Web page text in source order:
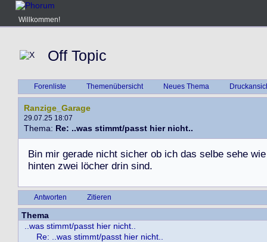
Willkommen!
Off Topic
Forenliste Themenübersicht Neues Thema
Ranzige_Garage
29.07.25 18:07
Thema: Re: ..was stimmt/passt hier nicht..
Bin mir gerade nicht sicher ob ich das selbe sehe wie
hinten zwei löcher drin sind.
Antworten Zitieren
Thema
..was stimmt/passt hier nicht..
Re: ..was stimmt/passt hier nicht..